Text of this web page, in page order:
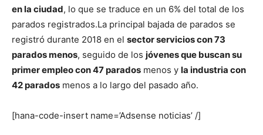
en la ciudad, lo que se traduce en un 6% del total de los
parados registrados.La principal bajada de parados se
registró durante 2018 en el sector servicios con 73
parados menos, seguido de los jóvenes que buscan su
primer empleo con 47 parados menos y la industria con
42 parados menos a lo largo del pasado año.
[hana-code-insert name=’Adsense noticias’ /]